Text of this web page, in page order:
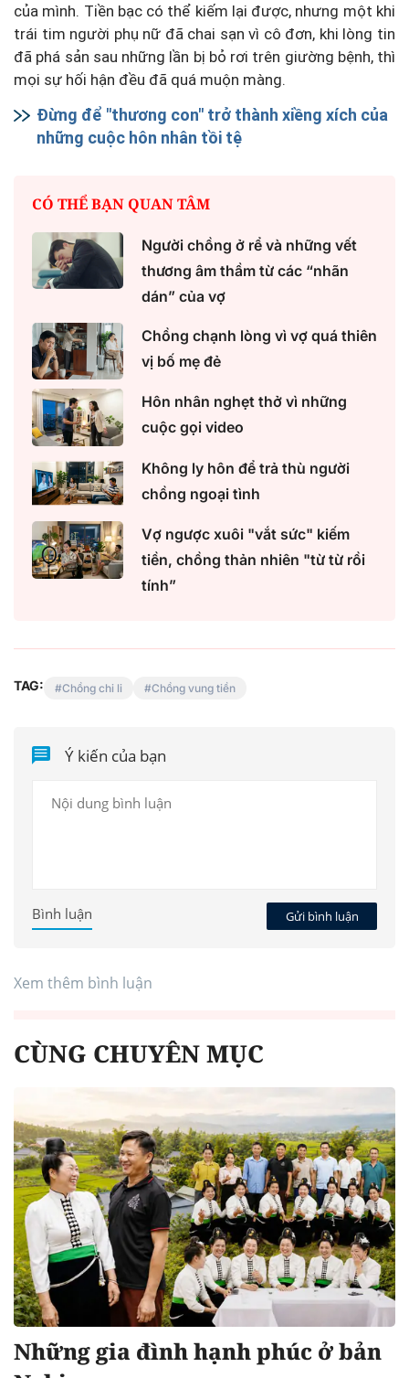
của mình. Tiền bạc có thể kiếm lại được, nhưng một khi
trái tim người phụ nữ đã chai sạn vì cô đơn, khi lòng tin
đã phá sản sau những lần bị bỏ rơi trên giường bệnh, thì
mọi sự hối hận đều đã quá muộn màng.
Đừng để "thương con" trở thành xiềng xích của
những cuộc hôn nhân tồi tệ
CÓ THỂ BẠN QUAN TÂM
Người chồng ở rể và những vết
thương âm thầm từ các “nhãn
dán” của vợ
Chồng chạnh lòng vì vợ quá thiên
vị bố mẹ đẻ
Hôn nhân nghẹt thở vì những
cuộc gọi video
Không ly hôn để trả thù người
chồng ngoại tình
Vợ ngược xuôi "vắt sức" kiếm
tiền, chồng thản nhiên "từ từ rồi
tính”
TAG: Chồng chi li Chồng vung tiền
Ý kiến của bạn
Gửi bình luận
Bình luận
Xem thêm bình luận
CÙNG CHUYÊN MỤC
Những gia đình hạnh phúc ở bản